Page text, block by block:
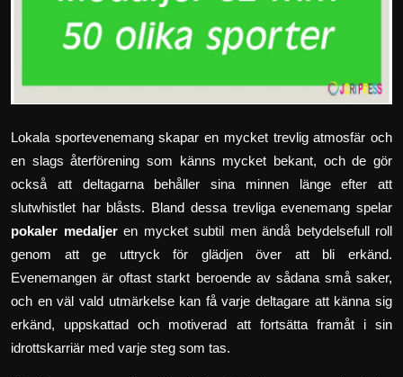
Lokala sportevenemang skapar en mycket trevlig atmosfär och
en slags återförening som känns mycket bekant, och de gör
också att deltagarna behåller sina minnen länge efter att
slutwhistlet har blåsts. Bland dessa trevliga evenemang spelar
pokaler medaljeren mycket subtil men ändå betydelsefull roll
genom att ge uttryck för glädjen över att bli erkänd.
Evenemangen är oftast starkt beroende av sådana små saker,
och en väl vald utmärkelse kan få varje deltagare att känna sig
erkänd, uppskattad och motiverad att fortsätta framåt i sin
idrottskarriär med varje steg som tas.